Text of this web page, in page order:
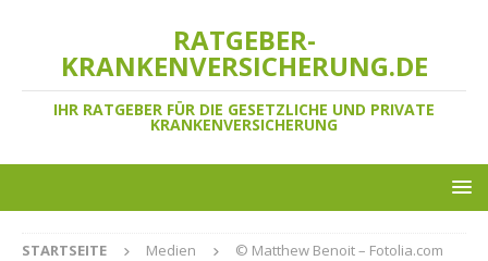
RATGEBER-
KRANKENVERSICHERUNG.DE
IHR RATGEBER FÜR DIE GESETZLICHE UND PRIVATE
KRANKENVERSICHERUNG
STARTSEITE Medien © Matthew Benoit – Fotolia.com